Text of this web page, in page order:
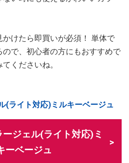
けたら即買いが必須！ 単体で
ので、初心者の方にもおすすめで
くださいね。
(ライト対応)ミルキーベージュ
ジェル(ライト対応)ミ
ーベージュ